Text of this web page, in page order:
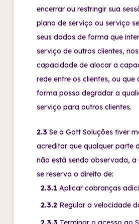
encerrar ou restringir sua
plano de serviço ou serviço
seus dados de forma que
serviço de outros clientes,
capacidade de alocar a
rede entre os clientes, ou que
forma possa degradar a
serviço para outros clientes.
2.3 Se a Gott Soluções tiver
acreditar que qualquer parte
não está sendo observada, a
se reserva o direito de:
2.3.1 Aplicar cobranças
2.3.2 Regular a velocidade